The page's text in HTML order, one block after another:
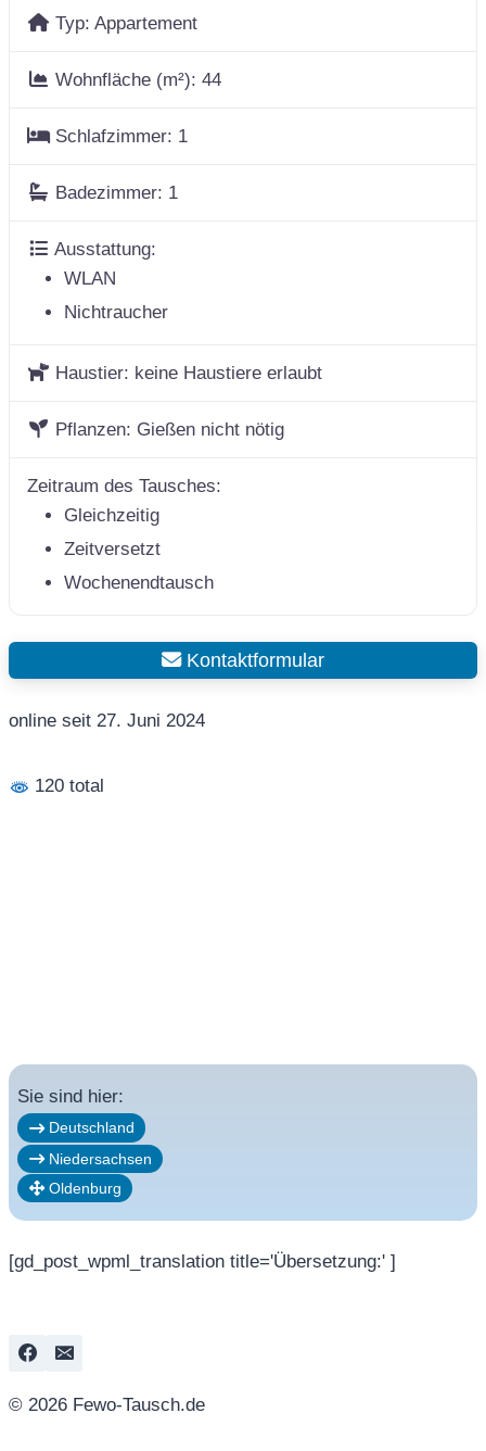
Typ:Appartement
Wohnfläche (m²):44
Schlafzimmer: 1
Badezimmer: 1
Ausstattung:
WLAN
Nichtraucher
Haustier: keine Haustiere erlaubt
Pflanzen: Gießen nicht nötig
Zeitraum des Tausches:
Gleichzeitig
Zeitversetzt
Wochenendtausch
Kontaktformular
online seit 27. Juni 2024
120 total
Sie sind hier:
Deutschland
Niedersachsen
Oldenburg
[gd_post_wpml_translation title='Übersetzung:' ]
© 2026 Fewo-Tausch.de